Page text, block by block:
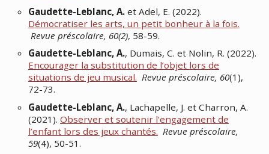
Gaudette-Leblanc, A.et Adel, E. (2022).
Démocratiser les arts, un petit bonheur à la fois.
Revue préscolaire, 60(2), 58-59.
Gaudette-Leblanc, A., Dumais, C. et Nolin, R. (2022).
Encourager la substitution de l’objet lors de
situations de jeu musical. Revue préscolaire, 60(1),
72-73.
Gaudette-Leblanc, A., Lachapelle, J. et Charron, A.
(2021). Observer et soutenir l’engagement de
l’enfant lors des jeux chantés. Revue préscolaire,
59(4), 50-51.